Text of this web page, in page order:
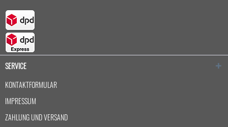
SERVICE
KONTAKTFORMULAR
IMPRESSUM
ZAHLUNG UND VERSAND